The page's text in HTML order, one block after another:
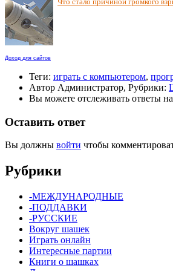
Доход для сайтов
Теги: играть с компьютером,
Автор Администратор, Рубрики:
Вы можете отслеживать ответы на
Оставить ответ
Вы должны войти чтобы
Рубрики
-МЕЖДУНАРОДНЫЕ
-ПОДДАВКИ
-РУССКИЕ
Вокруг шашек
Играть онлайн
Интересные партии
Книги о шашках